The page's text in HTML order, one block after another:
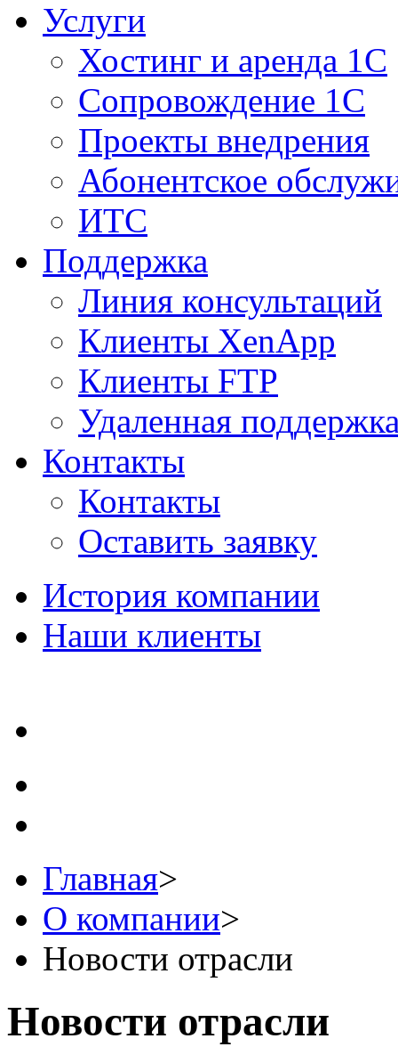
Услуги
Хостинг и аренда 1С
Сопровождение 1С
Проекты внедрения
Абонентское
ИТС
Поддержка
Линия консультаций
Клиенты XenApp
Клиенты FTP
Удаленная
Контакты
Контакты
Оставить заявку
История компании
Наши клиенты
Главная>
О компании>
Новости отрасли
Новости отрасли